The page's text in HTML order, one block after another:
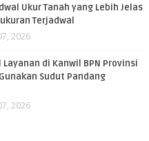
Ukur Tanah yang Lebih Jelas
Terjadwal
2026
di Kanwil BPN Provinsi
Sudut Pandang
2026